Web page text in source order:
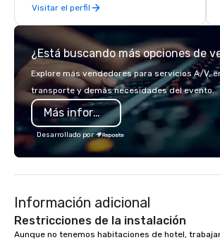
innovative events for your guests:
design. - Finally, we tie it all together
to create a branded, interactive
experience structured around your
vision and goals: deliver. - russell
harris EVENT GROUP is a certified
diversity company and committed
partner that will bring your vision for
your events to life. Listening is an
important skill that is often forgotten
in relationships, which is why it’s our
production process by listening to
your top objectives and goals and
then delivering on them. By utilizing
Visitar el perfil
¿Está buscando más opciones de
Explore más vendedores para servicios A/V,
transporte y demás necesidades del evento.
Más información
Desarrollado por
Información adicional
Restricciones de la instalación
Aunque no tenemos habitaciones de hotel,